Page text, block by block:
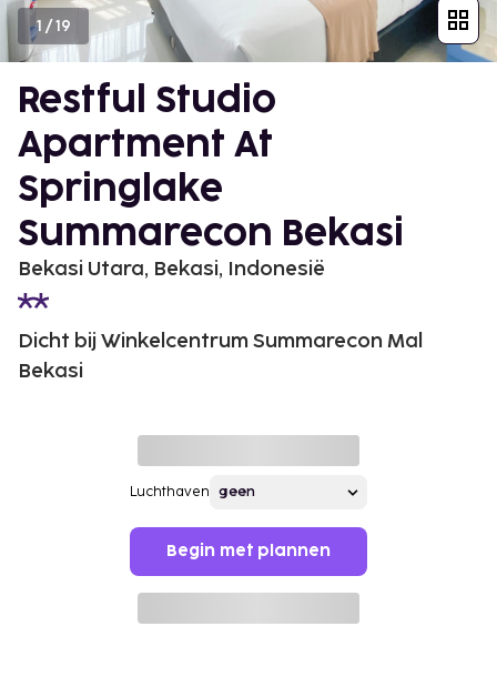
1 /19
Restful Studio
Apartment At
Springlake
Summarecon Bekasi
Bekasi Utara, Bekasi, Indonesië
Dicht bij Winkelcentrum Summarecon Mal
Bekasi
Luchthaven
Begin met plannen